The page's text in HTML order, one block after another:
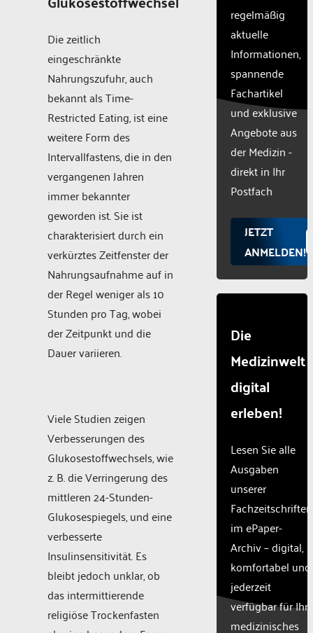
Die zeitlich
eingeschränkte
Nahrungszufuhr, auch
bekannt als Time-
Restricted Eating, ist eine
weitere Form des
Intervallfastens, die in den
vergangenen Jahren
immer bekannter
geworden ist. Sie ist
charakterisiert durch ein
verkürztes Zeitfenster der
Nahrungsaufnahme auf in
der Regel weniger als 10
Stunden pro Tag, wobei
der Zeitpunkt und die
Dauer variieren.
Viele Studien zeigen
Verbesserungen des
Glukosestoffwechsels, wie
z. B. die Verringerung des
mittleren 24-Stunden-
Glukosespiegels, und eine
verbesserte
Insulinsensitivität. Es
bleibt jedoch unklar, ob
das intermittierende
religiöse Trockenfasten
CMP
to add
content
to the
list of
used.
Powered
Consent
regelmäßig
aktuelle
Informationen,
spannende
Fachartikel
und exklusive
Angebote aus
der Medizin -
direkt in Ihr
Postfach
JETZT
ANMELDEN!
Die
Medizinwelt
digital
erleben!
Lesen Sie alle
Ausgaben
unserer
Fachzeitschriften
im ePaper-
Archiv – digital,
komfortabel und
jederzeit
verfügbar für Ihr
medizinisches